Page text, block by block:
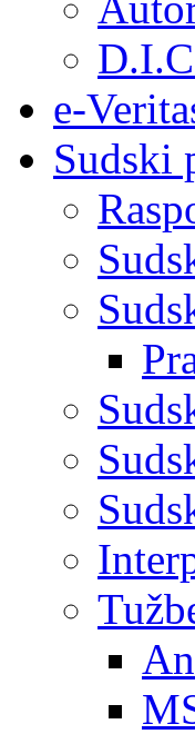
e-
Sudski